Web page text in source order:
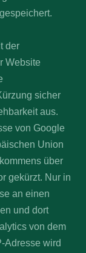
der
Website
sicher
aus.
von Google
Union
über
gekürzt. Nur in
an einen
und dort
von dem
Adresse wird